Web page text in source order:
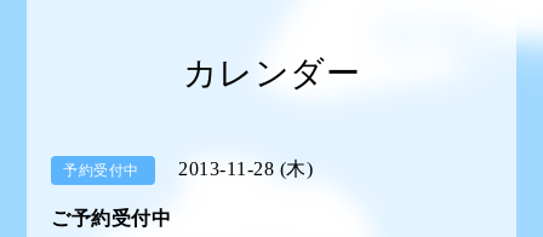
カレンダー
予約受付中 2013-11-28 (木)
ご予約受付中